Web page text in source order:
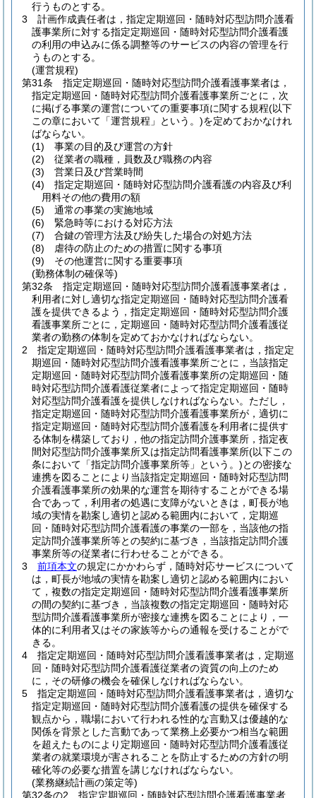
行うものとする。
3
計画作成責任者は，指定定期巡回・随時対応型訪問介護看
護事業所に対する指定定期巡回・随時対応型訪問介護看護
の利用の申込みに係る調整等のサービスの内容の管理を行
うものとする。
(運営規程)
第31条
指定定期巡回・随時対応型訪問介護看護事業者は，
指定定期巡回・随時対応型訪問介護看護事業所ごとに，次
に掲げる事業の運営についての重要事項に関する規程(以下
この章において「運営規程」という。)を定めておかなけれ
ばならない。
(1)
事業の目的及び運営の方針
(2)
従業者の職種，員数及び職務の内容
(3)
営業日及び営業時間
(4)
指定定期巡回・随時対応型訪問介護看護の内容及び利
用料その他の費用の額
(5)
通常の事業の実施地域
(6)
緊急時等における対応方法
(7)
合鍵の管理方法及び紛失した場合の対処方法
(8)
虐待の防止のための措置に関する事項
(9)
その他運営に関する重要事項
(勤務体制の確保等)
第32条
指定定期巡回・随時対応型訪問介護看護事業者は，
利用者に対し適切な指定定期巡回・随時対応型訪問介護看
護を提供できるよう，指定定期巡回・随時対応型訪問介護
看護事業所ごとに，定期巡回・随時対応型訪問介護看護従
業者の勤務の体制を定めておかなければならない。
2
指定定期巡回・随時対応型訪問介護看護事業者は，指定定
期巡回・随時対応型訪問介護看護事業所ごとに，当該指定
定期巡回・随時対応型訪問介護看護事業所の定期巡回・随
時対応型訪問介護看護従業者によって指定定期巡回・随時
対応型訪問介護看護を提供しなければならない。 ただし，
指定定期巡回・随時対応型訪問介護看護事業所が，適切に
指定定期巡回・随時対応型訪問介護看護を利用者に提供す
る体制を構築しており，他の指定訪問介護事業所，指定夜
間対応型訪問介護事業所又は指定訪問看護事業所(以下この
条において「指定訪問介護事業所等」という。)との密接な
連携を図ることにより当該指定定期巡回・随時対応型訪問
介護看護事業所の効果的な運営を期待することができる場
合であって，利用者の処遇に支障がないときは，町長が地
域の実情を勘案し適切と認める範囲内において，定期巡
回・随時対応型訪問介護看護の事業の一部を，当該他の指
定訪問介護事業所等との契約に基づき，当該指定訪問介護
事業所等の従業者に行わせることができる。
3
前項本文の規定にかかわらず，随時対応サービスについて
は，町長が地域の実情を勘案し適切と認める範囲内におい
て，複数の指定定期巡回・随時対応型訪問介護看護事業所
の間の契約に基づき，当該複数の指定定期巡回・随時対応
型訪問介護看護事業所が密接な連携を図ることにより，一
体的に利用者又はその家族等からの通報を受けることがで
きる。
4
指定定期巡回・随時対応型訪問介護看護事業者は，定期巡
回・随時対応型訪問介護看護従業者の資質の向上のため
に，その研修の機会を確保しなければならない。
5
指定定期巡回・随時対応型訪問介護看護事業者は，適切な
指定定期巡回・随時対応型訪問介護看護の提供を確保する
観点から，職場において行われる性的な言動又は優越的な
関係を背景とした言動であって業務上必要かつ相当な範囲
を超えたものにより定期巡回・随時対応型訪問介護看護従
業者の就業環境が害されることを防止するための方針の明
確化等の必要な措置を講じなければならない。
(業務継続計画の策定等)
第32条の2
指定定期巡回・随時対応型訪問介護看護事業者